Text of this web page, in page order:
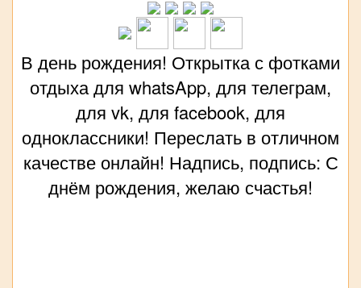
В день рождения! Открытка с фотками
отдыха для whatsApp, для телеграм,
для vk, для facebook, для
одноклассники! Переслать в отличном
качестве онлайн! Надпись, подпись: С
днём рождения, желаю счастья!